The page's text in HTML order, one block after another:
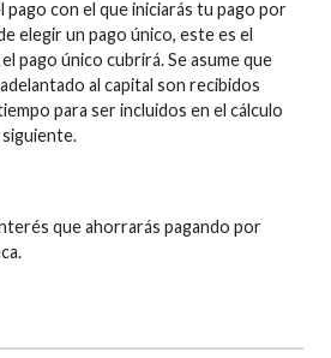
pago con el que iniciarás tu pago por
elegir un pago único, este es el
pago único cubrirá. Se asume que
al capital son recibidos
para ser incluidos en el cálculo
que ahorrarás pagando por